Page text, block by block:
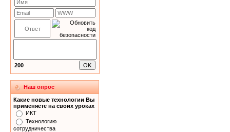
200
Наш опрос
Какие новые технологии Вы
применяете на своих уроках
ИКТ
Технологию
сотрудничества